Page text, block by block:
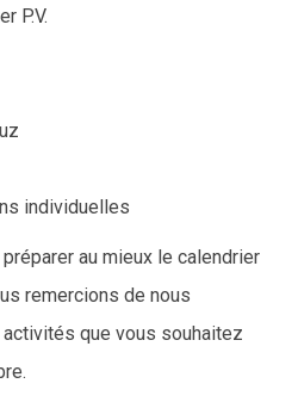
P.V.
individuelles
au mieux le calendrier
remercions de nous
que vous souhaitez